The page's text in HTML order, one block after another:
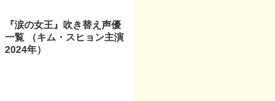
『涙の女王』吹き替え声優
一覧 （キム・スヒョン主演
2024年）